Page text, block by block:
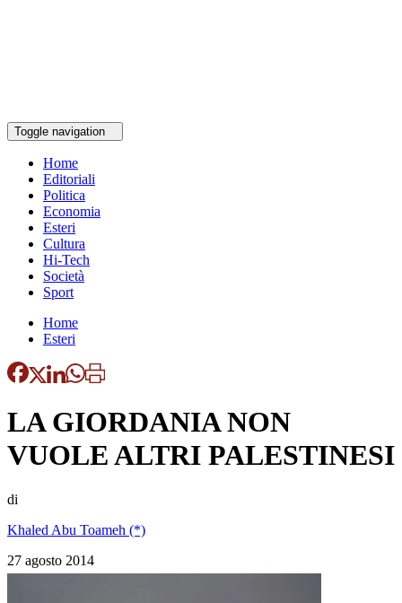
Toggle navigation
Home
Editoriali
Politica
Economia
Esteri
Cultura
Hi-Tech
Società
Sport
Home
Esteri
LA GIORDANIA NON
VUOLE ALTRI PALESTINESI
di
Khaled Abu Toameh (*)
27 agosto 2014